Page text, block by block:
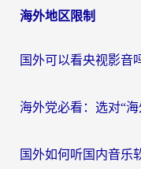
海外地区限制